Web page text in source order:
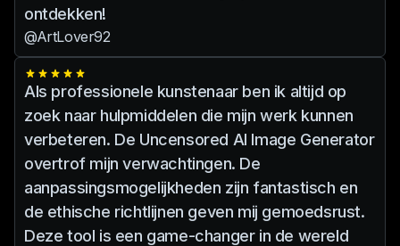
ontdekken!
@ArtLover92
Als professionele kunstenaar ben ik altijd op
zoek naar hulpmiddelen die mijn werk kunnen
verbeteren. De Uncensored AI Image Generator
overtrof mijn verwachtingen. De
aanpassingsmogelijkheden zijn fantastisch en
de ethische richtlijnen geven mij gemoedsrust.
Deze tool is een game-changer in de wereld